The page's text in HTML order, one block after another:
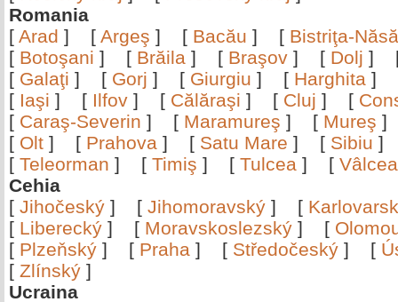
Romania
[ Arad ] [ Argeş ] [ Bacău ] [ Bistriţa-
[ Botoşani ] [ Brăila ] [ Braşov ] [ Dolj ]
[ Galaţi ] [ Gorj ] [ Giurgiu ] [ Harghita ]
[ Iaşi ] [ Ilfov ] [ Călăraşi ] [ Cluj ] [
[ Caraş-Severin ] [ Maramureş ] [ Mureş
[ Olt ] [ Prahova ] [ Satu Mare ] [ Sibiu
[ Teleorman ] [ Timiş ] [ Tulcea ] [
Cehia
[ Jihočeský ] [ Jihomoravský ] [
[ Liberecký ] [ Moravskoslezský ] [
[ Plzeňský ] [ Praha ] [ Středočeský ] [
[ Zlínský ]
Ucraina